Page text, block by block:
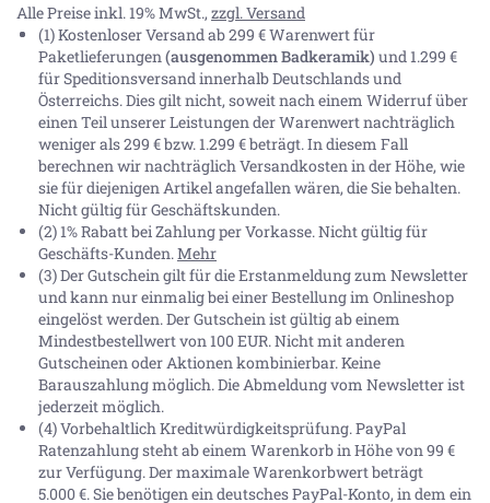
Alle Preise inkl. 19% MwSt., zzgl. Versand
(1) Kostenloser Versand ab 299 € Warenwert für
Paketlieferungen(ausgenommen Badkeramik) und 1.299 €
für Speditionsversand innerhalb Deutschlands und
Österreichs. Dies gilt nicht, soweit nach einem Widerruf über
einen Teil unserer Leistungen der Warenwert nachträglich
weniger als 299 € bzw. 1.299 € beträgt. In diesem Fall
berechnen wir nachträglich Versandkosten in der Höhe, wie
sie für diejenigen Artikel angefallen wären, die Sie behalten.
Nicht gültig für Geschäftskunden.
(2) 1% Rabatt bei Zahlung per Vorkasse. Nicht gültig für
Geschäfts-Kunden.Mehr
(3) Der Gutschein gilt für die Erstanmeldung zum Newsletter
und kann nur einmalig bei einer Bestellung im Onlineshop
eingelöst werden. Der Gutschein ist gültig ab einem
Mindestbestellwert von 100 EUR. Nicht mit anderen
Gutscheinen oder Aktionen kombinierbar. Keine
Barauszahlung möglich. Die Abmeldung vom Newsletter ist
jederzeit möglich.
(4) Vorbehaltlich Kreditwürdigkeitsprüfung. PayPal
Ratenzahlung steht ab einem Warenkorb in Höhe von99 €
zur Verfügung. Der maximale Warenkorbwert beträgt
5.000 €. Sie benötigen ein deutsches PayPal-Konto, in dem ein